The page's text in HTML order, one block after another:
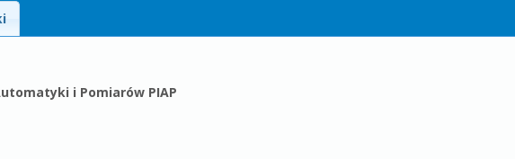
i Pomiarów PIAP